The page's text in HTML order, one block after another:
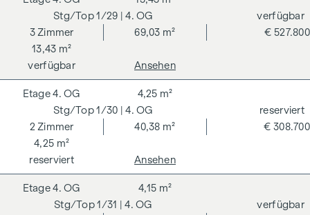
1/29 | 4. OG
3Zimmer 69,03 m²
13,43 m²
€ 527.800
verfügbar
verfügbar
Ansehen
1/30 | 4. OG
4. OG
2Zimmer 40,38 m²
4,25 m²
4,25 m²
€ 308.700
reserviert
reserviert
Ansehen
1/31 | 4. OG
4. OG 4,15 m²
verfügbar